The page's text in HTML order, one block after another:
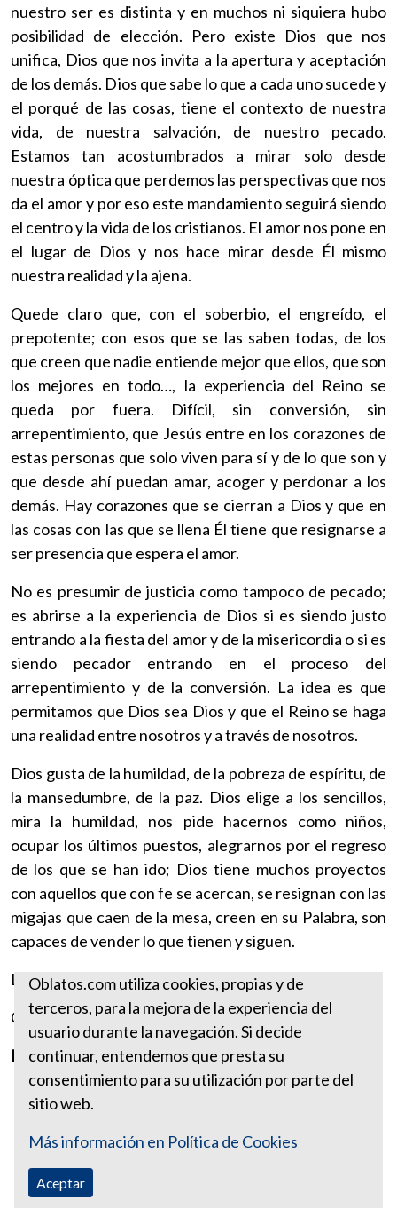
nuestro ser es distinta y en muchos ni siquiera hubo
posibilidad de elección. Pero existe Dios que nos
unifica, Dios que nos invita a la apertura y aceptación
de los demás. Dios que sabe lo que a cada uno sucede y
el porqué de las cosas, tiene el contexto de nuestra
vida, de nuestra salvación, de nuestro pecado.
Estamos tan acostumbrados a mirar solo desde
nuestra óptica que perdemos las perspectivas que nos
da el amor y por eso este mandamiento seguirá siendo
el centro y la vida de los cristianos. El amor nos pone en
el lugar de Dios y nos hace mirar desde Él mismo
nuestra realidad y la ajena.
Quede claro que, con el soberbio, el engreído, el
prepotente; con esos que se las saben todas, de los
que creen que nadie entiende mejor que ellos, que son
los mejores en todo…, la experiencia del Reino se
queda por fuera. Difícil, sin conversión, sin
arrepentimiento, que Jesús entre en los corazones de
estas personas que solo viven para sí y de lo que son y
que desde ahí puedan amar, acoger y perdonar a los
demás. Hay corazones que se cierran a Dios y que en
las cosas con las que se llena Él tiene que resignarse a
ser presencia que espera el amor.
No es presumir de justicia como tampoco de pecado;
es abrirse a la experiencia de Dios si es siendo justo
entrando a la fiesta del amor y de la misericordia o si es
siendo pecador entrando en el proceso del
arrepentimiento y de la conversión. La idea es que
permitamos que Dios sea Dios y que el Reino se haga
una realidad entre nosotros y a través de nosotros.
Dios gusta de la humildad, de la pobreza de espíritu, de
la mansedumbre, de la paz. Dios elige a los sencillos,
mira la humildad, nos pide hacernos como niños,
ocupar los últimos puestos, alegrarnos por el regreso
de los que se han ido; Dios tiene muchos proyectos
con aquellos que con fe se acercan, se resignan con las
migajas que caen de la mesa, creen en su Palabra, son
capaces de vender lo que tienen y siguen.
Los invito a humillarnos para ser enaltecidos.
Con mi bendición:
P. Jaime Alberto Palacio González, ocd.
Oblatos.com utiliza cookies, propias y de
terceros, para la mejora de la experiencia del
usuario durante la navegación. Si decide
continuar, entendemos que presta su
consentimiento para su utilización por parte del
sitio web.
Más información en Política de Cookies
Aceptar